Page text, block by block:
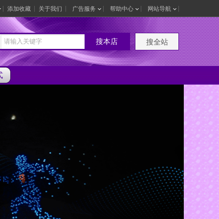
添加收藏 关于我们 广告服务 帮助中心 网站导航
搜本店 搜全站